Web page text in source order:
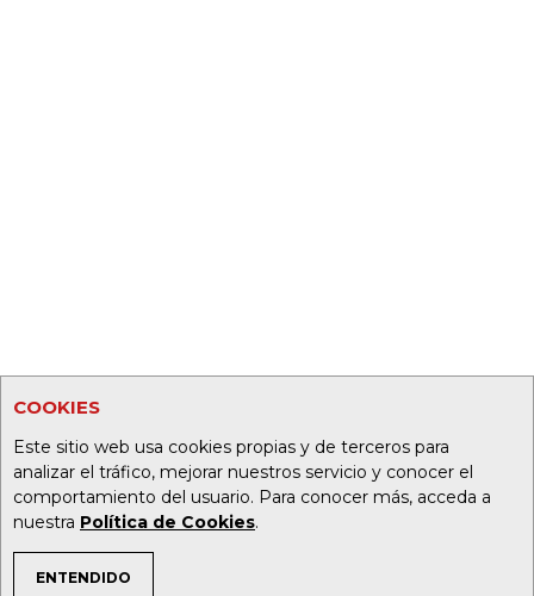
COOKIES
Este sitio web usa cookies propias y de terceros para
analizar el tráfico, mejorar nuestros servicio y conocer el
comportamiento del usuario. Para conocer más, acceda a
nuestra Política de Cookies.
ENTENDIDO